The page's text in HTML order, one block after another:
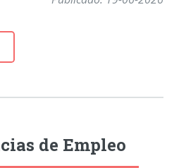
de Empleo